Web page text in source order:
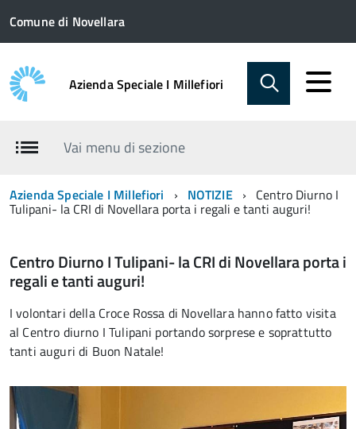
Comune di Novellara
Azienda Speciale I Millefiori
Vai menu di sezione
Azienda Speciale I Millefiori NOTIZIE Centro Diurno I
Tulipani- la CRI di Novellara porta i regali e tanti auguri!
Centro Diurno I Tulipani- la CRI di Novellara porta i
regali e tanti auguri!
I volontari della Croce Rossa di Novellara hanno fatto visita
al Centro diurno I Tulipani portando sorprese e soprattutto
tanti auguri di Buon Natale!